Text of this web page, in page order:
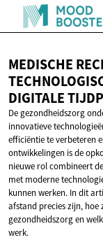
MEDISCHE
DIGITALE
De gezondheidszorg
innovatieve
efficiëntie te verbeteren
ontwikkelingen is de
nieuwe rol combineert
met moderne
kunnen werken. In dit
afstand precies zijn,
gezondheidszorg en
werk.